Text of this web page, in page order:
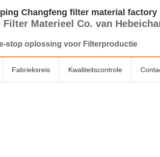
Changfeng filter material factory
Filter Materieel Co. van
stop oplossing voor Filterproductie
Fabrieksreis Kwaliteitscontrole